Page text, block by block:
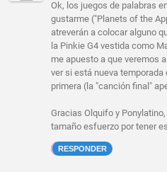
Ok, los juegos de palabras
gustarme ("Planets of the
atreverán a colocar alguno
la Pinkie G4 vestida como
me apuesto a que veremos
ver si está nueva
primera (la "canción final"
Gracias Olquifo y Ponylatino,
tamaño esfuerzo por tener
RESPONDER